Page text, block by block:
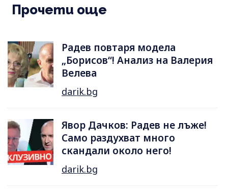
Прочети още
Радев повтаря модела
„Борисов“! Анализ на Валерия
Велева
darik.bg
Явор Дачков: Радев не лъже!
Само раздухват много
скандали около него!
darik.bg